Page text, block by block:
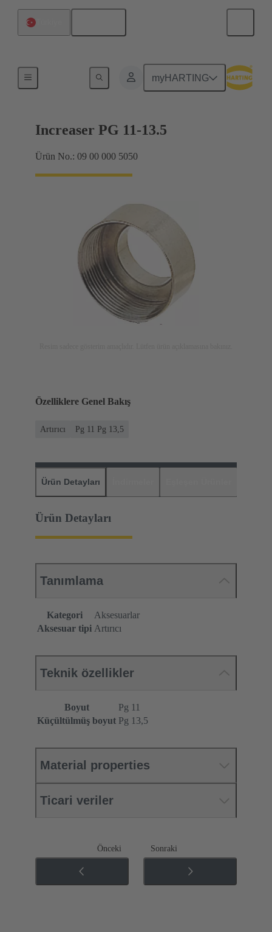
myHARTING
Kablo rakorları
Increaser PG 11-13.5
Ürün No.: 09 00 000 5050
Özelliklere Genel Bakış
Artırıcı Pg 11 Pg 13,5
Ürün Detayları
Ürün Detayları
Tanımlama
Kategori
Aksesuarlar
Aksesuar tipi Artırıcı
Teknik özellikler
Boyut
Pg 11
Küçültülmüş boyut Pg 13,5
Material properties
Ticari veriler
Önceki Sonraki